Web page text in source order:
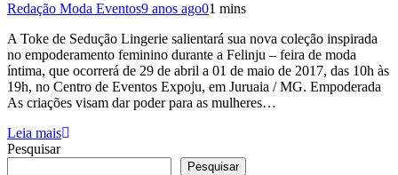
Redação Moda Eventos9 anos ago01 mins
A Toke de Sedução Lingerie salientará sua nova coleção inspirada
no empoderamento feminino durante a Felinju – feira de moda
íntima, que ocorrerá de 29 de abril a 01 de maio de 2017, das 10h às
19h, no Centro de Eventos Expoju, em Juruaia / MG. Empoderada
As criações visam dar poder para as mulheres…
Leia mais
Pesquisar
Pesquisar